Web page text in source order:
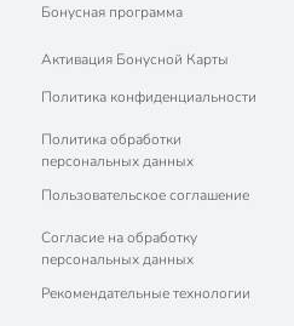
Бонусная программа
Активация Бонусной Карты
Политика конфиденциальности
Политика обработки
персональных данных
Пользовательское соглашение
Согласие на обработку
персональных данных
Рекомендательные технологии